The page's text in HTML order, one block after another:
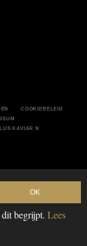
OK
begrijpt. Lees
COOKIEBELEID
KAVIAR N